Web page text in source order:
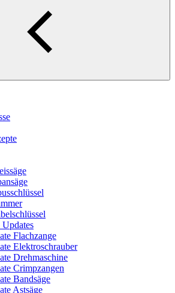
Updates
Flachzange
Elektroschrauber
Drehmaschine
Crimpzangen
Bandsäge
Astsäge